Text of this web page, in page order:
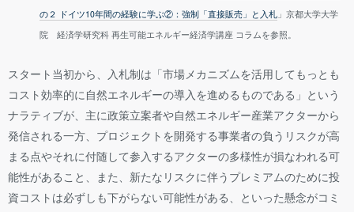
の２ ドイツ10年間の経験に学ぶ②：強制「直接販売」と入札 」京都大学大学
院 経済学研究科 再生可能エネルギー経済学講座 コラムを参照。
スタート当初から、入札制は「市場メカニズムを活用してもっとも
コスト効率的に自然エネルギーの導入を進めるものである」という
ナラティブが、主に政策立案者や自然エネルギー産業アクターから
発信される一方、プロジェクトを開発する事業者の負うリスクが高
まる点やそれに付随して参入するアクターの多様性が損なわれる可
能性があること、また、新たなリスクに伴うプレミアムのために投
資コストは必ずしも下がらない可能性がある、といった懸念がコミ